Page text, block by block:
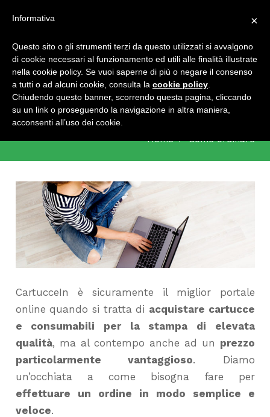
Come ordinare
Home Come ordinare
CartucceIn è sicuramente il miglior portale
online quando si tratta di acquistare cartucce
e consumabili per la stampa di elevata
qualità, ma al contempo anche ad un prezzo
particolarmente vantaggioso. Diamo
un’occhiata a come bisogna fare per
effettuare un ordine in modo semplice e
veloce.
×
Informativa
Questo sito o gli strumenti terzi da questo utilizzati si avvalgono
di cookie necessari al funzionamento ed utili alle finalità illustrate
nella cookie policy. Se vuoi saperne di più o negare il consenso
a tutti o ad alcuni cookie, consulta la cookie policy
Chiudendo questo banner, scorrendo questa pagina, cliccando
su un link o proseguendo la navigazione in altra maniera,
acconsenti all’uso dei cookie.